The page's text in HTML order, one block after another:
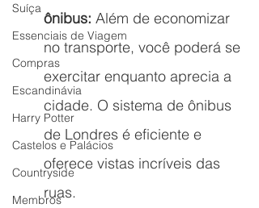
Suíça
Essenciais de Viagem
Compras
Escandinávia
Harry Potter
Castelos e Palácios
Countryside
Membros
ônibus: Além de economizar
no transporte, você poderá se
exercitar enquanto aprecia a
cidade. O sistema de ônibus
de Londres é eficiente e
oferece vistas incríveis das
ruas.